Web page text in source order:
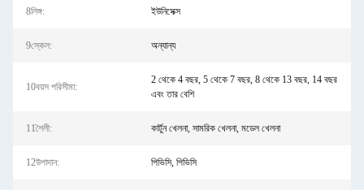
8লিঙ্গ: ইউনিসেক্স
9স্কেল: অন্যান্য
10বয়স পরিসীমা:
2 থেকে 4 বছর, 5 থেকে 7 বছর, 8 থেকে 13 বছর, 14 বছর
এবং তার বেশি
11শৈলী: কার্টুন খেলনা, সামরিক খেলনা, মডেল খেলনা
12উপাদান: পিভিসি, পিভিসি